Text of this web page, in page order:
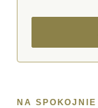
NA SPOKOJNIE